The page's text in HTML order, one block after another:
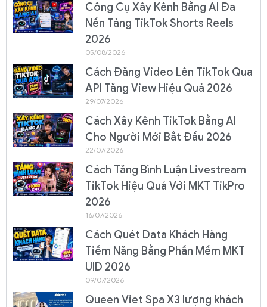
Công Cụ Xây Kênh Bằng AI Đa
Nền Tảng TikTok Shorts Reels
2026
05/08/2026
Cách Đăng Video Lên TikTok Qua
API Tăng View Hiệu Quả 2026
29/07/2026
Cách Xây Kênh TikTok Bằng AI
Cho Người Mới Bắt Đầu 2026
22/07/2026
Cách Tăng Bình Luận Livestream
TikTok Hiệu Quả Với MKT TikPro
2026
16/07/2026
Cách Quét Data Khách Hàng
Tiềm Năng Bằng Phần Mềm MKT
UID 2026
09/07/2026
Queen Viet Spa X3 lượng khách